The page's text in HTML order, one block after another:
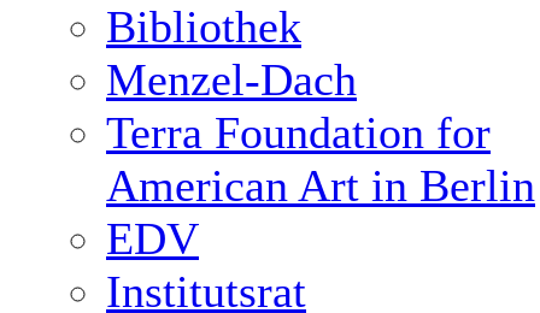
Bibliothek
Menzel-Dach
Terra Foundation for
American Art in Berlin
EDV
Institutsrat